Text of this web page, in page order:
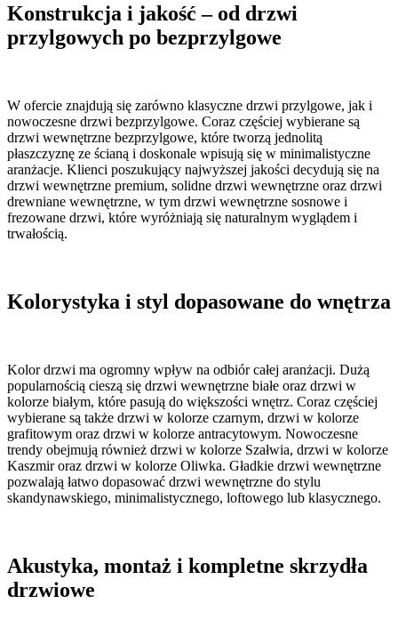
Konstrukcja i jakość – od drzwi
przylgowych po bezprzylgowe
W ofercie znajdują się zarówno klasyczne drzwi przylgowe, jak i
nowoczesne drzwi bezprzylgowe. Coraz częściej wybierane są
drzwi wewnętrzne bezprzylgowe, które tworzą jednolitą
płaszczyznę ze ścianą i doskonale wpisują się w minimalistyczne
aranżacje. Klienci poszukujący najwyższej jakości decydują się na
drzwi wewnętrzne premium, solidne drzwi wewnętrzne oraz drzwi
drewniane wewnętrzne, w tym drzwi wewnętrzne sosnowe i
frezowane drzwi, które wyróżniają się naturalnym wyglądem i
trwałością.
Kolorystyka i styl dopasowane do wnętrza
Kolor drzwi ma ogromny wpływ na odbiór całej aranżacji. Dużą
popularnością cieszą się drzwi wewnętrzne białe oraz drzwi w
kolorze białym, które pasują do większości wnętrz. Coraz częściej
wybierane są także drzwi w kolorze czarnym, drzwi w kolorze
grafitowym oraz drzwi w kolorze antracytowym. Nowoczesne
trendy obejmują również drzwi w kolorze Szałwia, drzwi w kolorze
Kaszmir oraz drzwi w kolorze Oliwka. Gładkie drzwi wewnętrzne
pozwalają łatwo dopasować drzwi wewnętrzne do stylu
skandynawskiego, minimalistycznego, loftowego lub klasycznego.
Akustyka, montaż i kompletne skrzydła
drzwiowe